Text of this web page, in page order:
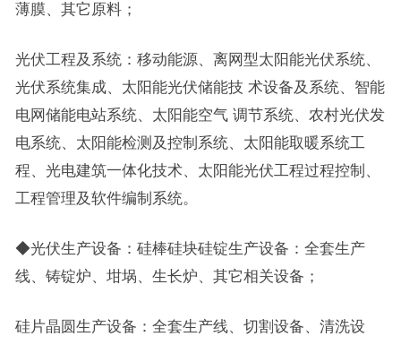
薄膜、其它原料；
光伏工程及系统：移动能源、离网型太阳能光伏系统、
光伏系统集成、太阳能光伏储能技 术设备及系统、智能
电网储能电站系统、太阳能空气 调节系统、农村光伏发
电系统、太阳能检测及控制系统、太阳能取暖系统工
程、光电建筑一体化技术、太阳能光伏工程过程控制、
工程管理及软件编制系统。
◆光伏生产设备：硅棒硅块硅锭生产设备：全套生产
线、铸锭炉、坩埚、生长炉、其它相关设备；
硅片晶圆生产设备：全套生产线、切割设备、清洗设